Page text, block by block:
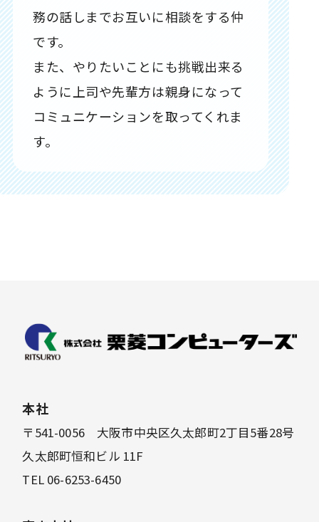
務の話しまでお互いに相談をする仲
です。
また、やりたいことにも挑戦出来る
ように上司や先輩方は親身になって
コミュニケーションを取ってくれま
す。
本社
〒541-0056 大阪市中央区久太郎町2丁目5番28号
久太郎町恒和ビル 11F
TEL 06-6253-6450